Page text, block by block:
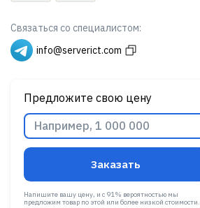
Связаться со специалистом:
info@serverict.com
Предложите свою цену
Заказать
Напишите вашу цену, и с 91% вероятностью мы
предложим товар по этой или более низкой стоимости.